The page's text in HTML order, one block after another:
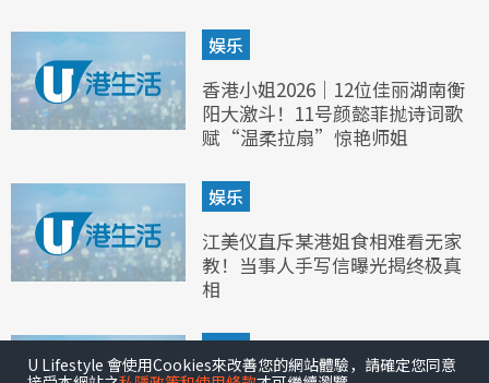
娱乐
香港小姐2026｜12位佳丽湖南衡
阳大激斗！11号颜懿菲抛诗词歌
赋“温柔拉扇”惊艳师姐
娱乐
江美仪直斥某港姐食相难看无家
教！当事人手写信曝光揭终极真
相
娱乐
U Lifestyle 會使用Cookies來改善您的網站體驗，請確定您同意